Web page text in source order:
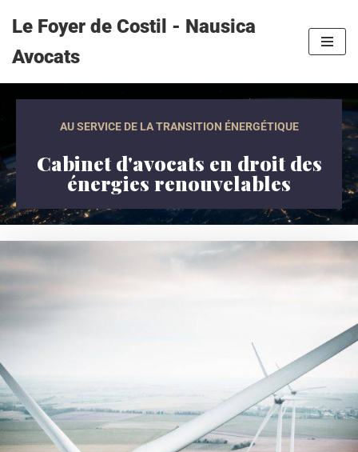
au
contenu
Le Foyer de Costil - Nausica
Avocats
AU SERVICE DE LA TRANSITION ÉNERGÉTIQUE
Cabinet d'avocats en droit des
énergies renouvelables